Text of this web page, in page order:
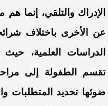
الإدراك والتلقي، إنما
عن الأخرى باختلاف
الدراسات العلمية،
تقسم الطفولة إلى
ضوئها تحديد المتطلبات